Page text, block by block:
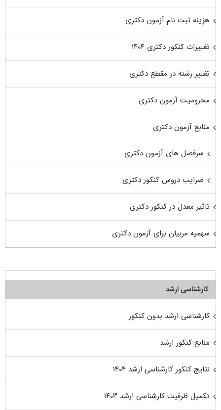
هزینه ثبت نام آزمون دکتری
تغییرات کنکور دکتری ۱۴۰۴
تغییر رشته در مقطع دکتری
محرومیت آزمون دکتری
منابع آزمون دکتری
سرفصل های آزمون دکتری
ضرایب دروس کنکور دکتری
تاثیر معدل در کنکور دکتری
سهمیه مربیان برای آزمون دکتری
کارشناسی ارشد
کارشناسی ارشد بدون کنکور
منابع کنکور ارشد
نتایج کنکور کارشناسی ارشد ۱۴۰۴
تکمیل ظرفیت کارشناسی ارشد ۱۴۰۳